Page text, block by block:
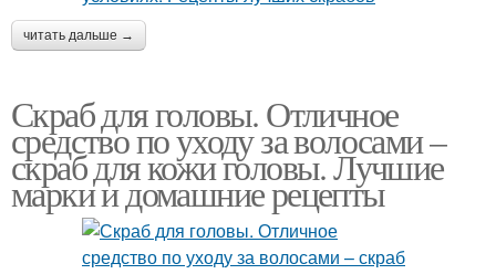
читать дальше →
Скраб для головы. Отличное
средство по уходу за волосами –
скраб для кожи головы. Лучшие
марки и домашние рецепты